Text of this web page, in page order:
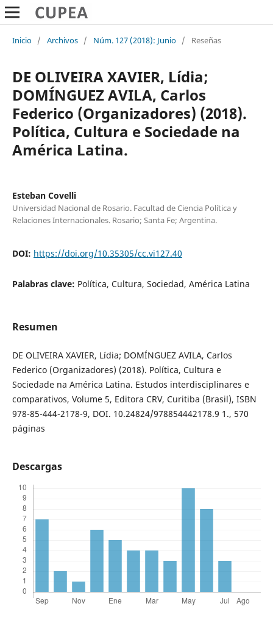
Inicio / Archivos / Núm. 127 (2018): Junio / Reseñas
DE OLIVEIRA XAVIER, Lídia;
DOMÍNGUEZ AVILA, Carlos
Federico (Organizadores) (2018).
Política, Cultura e Sociedade na
América Latina.
Esteban Covelli
Universidad Nacional de Rosario. Facultad de Ciencia Política y
Relaciones Internacionales. Rosario; Santa Fe; Argentina.
DOI: https://doi.org/10.35305/cc.vi127.40
Palabras clave: Política, Cultura, Sociedad, América Latina
Resumen
DE OLIVEIRA XAVIER, Lídia; DOMÍNGUEZ AVILA, Carlos
Federico (Organizadores) (2018). Política, Cultura e
Sociedade na América Latina. Estudos interdisciplinares e
comparativos, Volume 5, Editora CRV, Curitiba (Brasil), ISBN
978-85-444-2178-9, DOI. 10.24824/978854442178.9 1., 570
páginas
Descargas